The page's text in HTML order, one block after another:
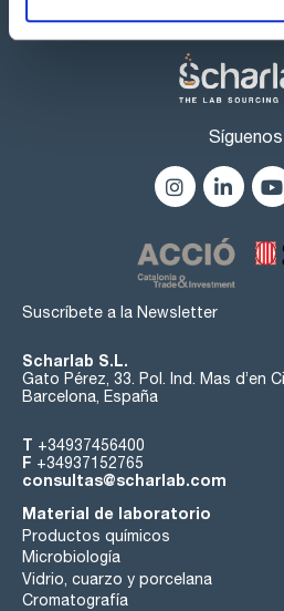
Suscríbete a la Newsletter
Scharlab S.L.
Gato Pérez, 33. Pol. Ind. Mas d’en
Barcelona, España
T +34937456400
F +34937152765
consultas@scharlab.com
Material de laboratorio
Productos químicos
Microbiología
Vidrio, cuarzo y porcelana
Cromatografía